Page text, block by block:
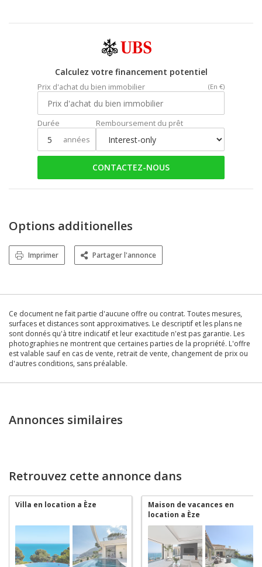
Calculez votre financement potentiel
Prix d'achat du bien immobilier (En €)
Durée
années
Remboursement du prêt
CONTACTEZ-NOUS
Options additionelles
Imprimer Partager l'annonce
Ce document ne fait partie d'aucune offre ou contrat. Toutes mesures,
surfaces et distances sont approximatives. Le descriptif et les plans ne
sont donnés qu'à titre indicatif et leur exactitude n'est pas garantie. Les
photographies ne montrent que certaines parties de la propriété. L'offre
est valable sauf en cas de vente, retrait de vente, changement de prix ou
d'autres conditions, sans préalable.
Annonces similaires
Retrouvez cette annonce dans
Villa en location a Èze
Maison de vacances en
location a Èze